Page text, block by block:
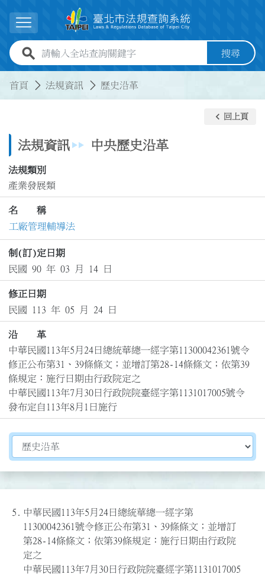
展開選單
全站查詢關鍵字欄位 搜尋
首頁 法規資訊 歷史沿革
法規資訊 中央歷史沿革
keyboard_arrow_left 回上頁
法規類別
產業發展類
名 稱
工廠管理輔導法
制(訂)定日期
民國 90 年 03 月 14 日
修正日期
民國 113 年 05 月 24 日
沿 革
中華民國113年5月24日總統華總一經字第11300042361號令
修正公布第31、39條條文；並增訂第28-14條條文；依第39
條規定：施行日期由行政院定之
中華民國113年7月30日行政院院臺經字第1131017005號令
發布定自113年8月1日施行
切換選擇法規資訊內容
5. 中華民國113年5月24日總統華總一經字第
11300042361號令修正公布第31、39條條文；並增訂
第28-14條條文；依第39條規定：施行日期由行政院
定之
中華民國113年7月30日行政院院臺經字第1131017005